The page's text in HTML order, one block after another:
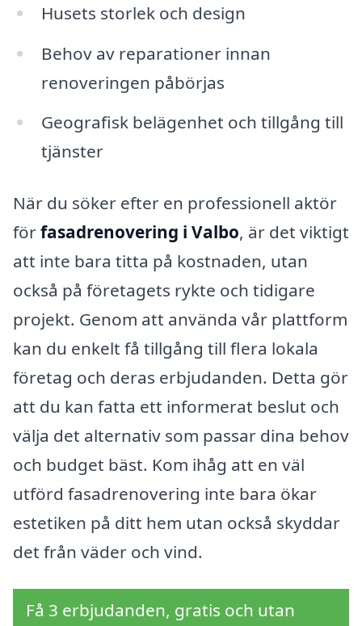
Husets storlek och design
Behov av reparationer innan
renoveringen påbörjas
Geografisk belägenhet och tillgång till
tjänster
När du söker efter en professionell aktör
förfasadrenovering i Valbo, är det viktigt
att inte bara titta på kostnaden, utan
också på företagets rykte och tidigare
projekt. Genom att använda vår plattform
kan du enkelt få tillgång till flera lokala
företag och deras erbjudanden. Detta gör
att du kan fatta ett informerat beslut och
välja det alternativ som passar dina behov
och budget bäst. Kom ihåg att en väl
utförd fasadrenovering inte bara ökar
estetiken på ditt hem utan också skyddar
det från väder och vind.
Få 3 erbjudanden, gratis och utan